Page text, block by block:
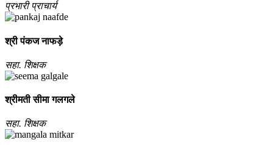
प्रभारी प्राचार्य
श्री पंकज नाफड़े
सहा. शिक्षक
श्रीमती सीमा गलगले
सहा. शिक्षक